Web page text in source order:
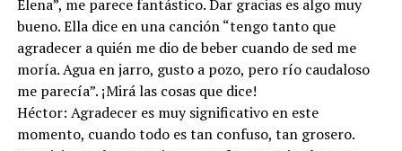
Elena”, me parece fantástico. Dar gracias es algo muy
bueno. Ella dice en una canción “tengo tanto que
agradecer a quién me dio de beber cuando de sed me
moría. Agua en jarro, gusto a pozo, pero río caudaloso
me parecía”. ¡Mirá las cosas que dice!
Héctor: Agradecer es muy significativo en este
momento, cuando todo es tan confuso, tan grosero.